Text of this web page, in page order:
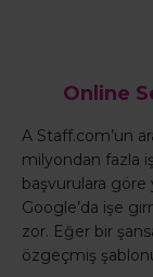
Online
A Staff.com’un
milyondan fazla iş
başvurulara göre
Google’da işe
zor. Eğer bir
özgeçmiş